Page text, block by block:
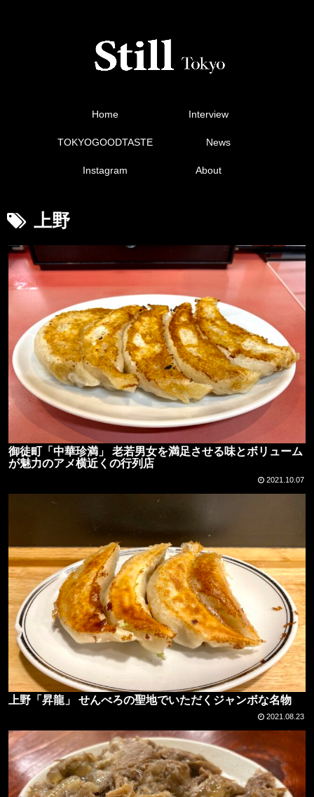
Home Interview
TOKYOGOODTASTE News
Instagram About
上野
御徒町「中華珍満」 老若男女を満足させる味とボリューム
が魅力のアメ横近くの行列店
2021.10.07
上野「昇龍」 せんべろの聖地でいただくジャンボな名物
2021.08.23